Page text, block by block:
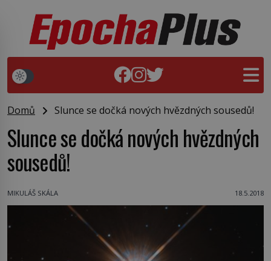
Domů Slunce se dočká nových hvězdných sousedů!
Slunce se dočká nových hvězdných
sousedů!
MIKULÁŠ SKÁLA 18.5.2018